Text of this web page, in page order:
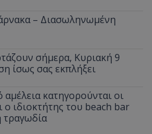
– Διασωληνωμένη
σήμερα, Κυριακή 9
ίσως σας εκπλήξει
κατηγορούνται οι
ο ιδιοκτήτης του beach bar
τραγωδία